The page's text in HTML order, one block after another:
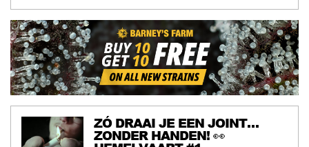
ZÓ DRAAI JE EEN JOINT…
ZONDER HANDEN! 👀